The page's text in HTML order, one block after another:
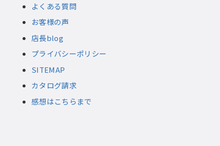
よくある質問
お客様の声
店長blog
プライバシーポリシー
SITEMAP
カタログ請求
感想はこちらまで